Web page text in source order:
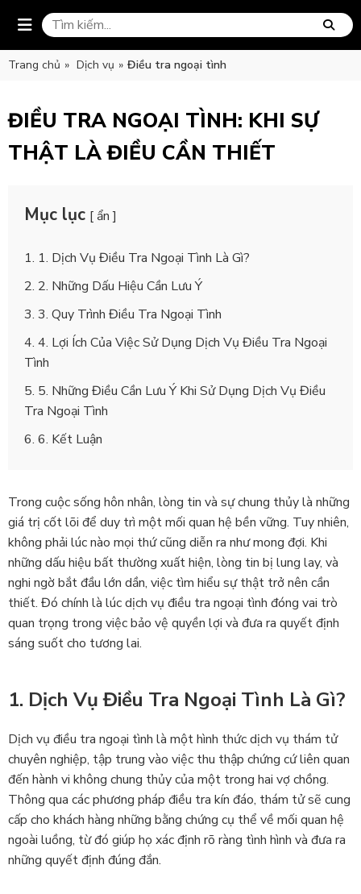
Trang chủ » Dịch vụ » Điều tra ngoại tình
ĐIỀU TRA NGOẠI TÌNH: KHI SỰ
THẬT LÀ ĐIỀU CẦN THIẾT
Mục lục [ ẩn ]
1. Dịch Vụ Điều Tra Ngoại Tình Là Gì?
2. Những Dấu Hiệu Cần Lưu Ý
3. Quy Trình Điều Tra Ngoại Tình
4. Lợi Ích Của Việc Sử Dụng Dịch Vụ Điều Tra Ngoại
Tình
5. Những Điều Cần Lưu Ý Khi Sử Dụng Dịch Vụ Điều
Tra Ngoại Tình
6. Kết Luận
Trong cuộc sống hôn nhân, lòng tin và sự chung thủy là những
giá trị cốt lõi để duy trì một mối quan hệ bền vững. Tuy nhiên,
không phải lúc nào mọi thứ cũng diễn ra như mong đợi. Khi
những dấu hiệu bất thường xuất hiện, lòng tin bị lung lay, và
nghi ngờ bắt đầu lớn dần, việc tìm hiểu sự thật trở nên cần
thiết. Đó chính là lúc dịch vụ điều tra ngoại tình đóng vai trò
quan trọng trong việc bảo vệ quyền lợi và đưa ra quyết định
sáng suốt cho tương lai.
1. Dịch Vụ Điều Tra Ngoại Tình Là Gì?
Dịch vụ điều tra ngoại tình là một hình thức dịch vụ thám tử
chuyên nghiệp, tập trung vào việc thu thập chứng cứ liên quan
đến hành vi không chung thủy của một trong hai vợ chồng.
Thông qua các phương pháp điều tra kín đáo, thám tử sẽ cung
cấp cho khách hàng những bằng chứng cụ thể về mối quan hệ
ngoài luồng, từ đó giúp họ xác định rõ ràng tình hình và đưa ra
những quyết định đúng đắn.